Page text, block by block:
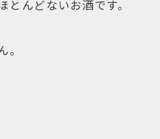
んどないお酒です。